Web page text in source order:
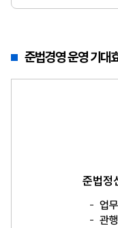
준법경영 운영 기대
준법정
업
관